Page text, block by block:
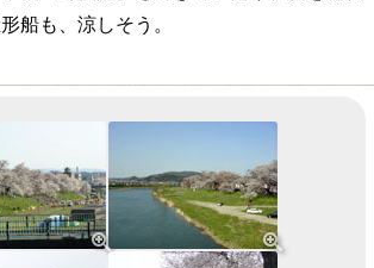
船も、涼しそう。